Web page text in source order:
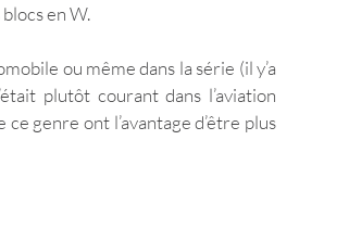
en W.
ou même dans la série (il y’a
plutôt courant dans l’aviation
genre ont l’avantage d’être plus